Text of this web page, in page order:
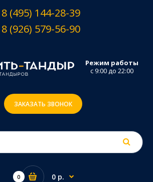
8 (495) 144-28-39
8 (926) 579-56-90
Режим работы
с 9:00 до 22:00
ЗАКАЗАТЬ ЗВОНОК
0 0 р.